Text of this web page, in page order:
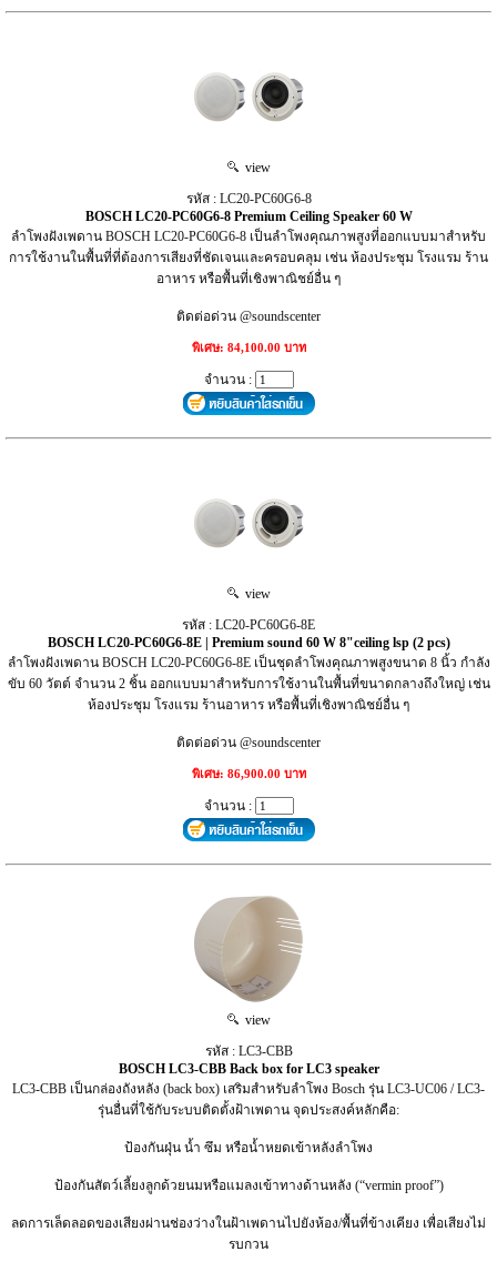
view
รหัส : LC20-PC60G6-8
BOSCH LC20-PC60G6-8 Premium Ceiling Speaker 60 W
ลำโพงฝังเพดาน BOSCH LC20-PC60G6-8 เป็นลำโพงคุณภาพสูงที่ออกแบบมาสำหรับ
การใช้งานในพื้นที่ที่ต้องการเสียงที่ชัดเจนและครอบคลุม เช่น ห้องประชุม โรงแรม ร้าน
อาหาร หรือพื้นที่เชิงพาณิชย์อื่น ๆ
ติดต่อด่วน @soundscenter
พิเศษ: 84,100.00 บาท
จำนวน :
view
รหัส : LC20-PC60G6-8E
BOSCH LC20-PC60G6-8E | Premium sound 60 W 8"ceiling lsp (2 pcs)
ลำโพงฝังเพดาน BOSCH LC20-PC60G6-8E เป็นชุดลำโพงคุณภาพสูงขนาด 8 นิ้ว กำลัง
ขับ 60 วัตต์ จำนวน 2 ชิ้น ออกแบบมาสำหรับการใช้งานในพื้นที่ขนาดกลางถึงใหญ่ เช่น
ห้องประชุม โรงแรม ร้านอาหาร หรือพื้นที่เชิงพาณิชย์อื่น ๆ
ติดต่อด่วน @soundscenter
พิเศษ: 86,900.00 บาท
จำนวน :
view
รหัส : LC3-CBB
BOSCH LC3-CBB Back box for LC3 speaker
LC3-CBB เป็นกล่องถังหลัง (back box) เสริมสำหรับลำโพง Bosch รุ่น LC3-UC06 / LC3-
รุ่นอื่นที่ใช้กับระบบติดตั้งฝ้าเพดาน จุดประสงค์หลักคือ:
ป้องกันฝุ่น น้ำ ซึม หรือน้ำหยดเข้าหลังลำโพง
ป้องกันสัตว์เลี้ยงลูกด้วยนมหรือแมลงเข้าทางด้านหลัง (“vermin proof”)
ลดการเล็ดลอดของเสียงผ่านช่องว่างในฝ้าเพดานไปยังห้อง/พื้นที่ข้างเคียง เพื่อเสียงไม่
รบกวน